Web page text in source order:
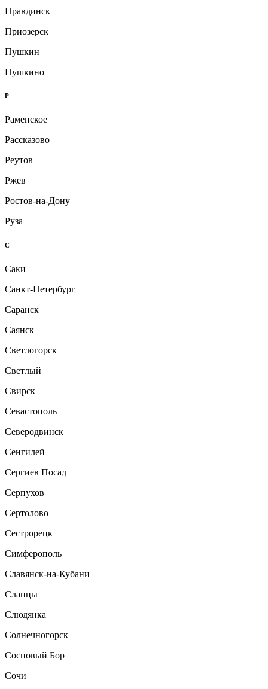
Правдинск
Приозерск
Пушкин
Пушкино
Р
Раменское
Рассказово
Реутов
Ржев
Ростов-на-Дону
Руза
С
Саки
Санкт-Петербург
Саранск
Саянск
Светлогорск
Светлый
Свирск
Севастополь
Северодвинск
Сенгилей
Сергиев Посад
Серпухов
Сертолово
Сестрорецк
Симферополь
Славянск-на-Кубани
Сланцы
Слюдянка
Солнечногорск
Сосновый Бор
Сочи